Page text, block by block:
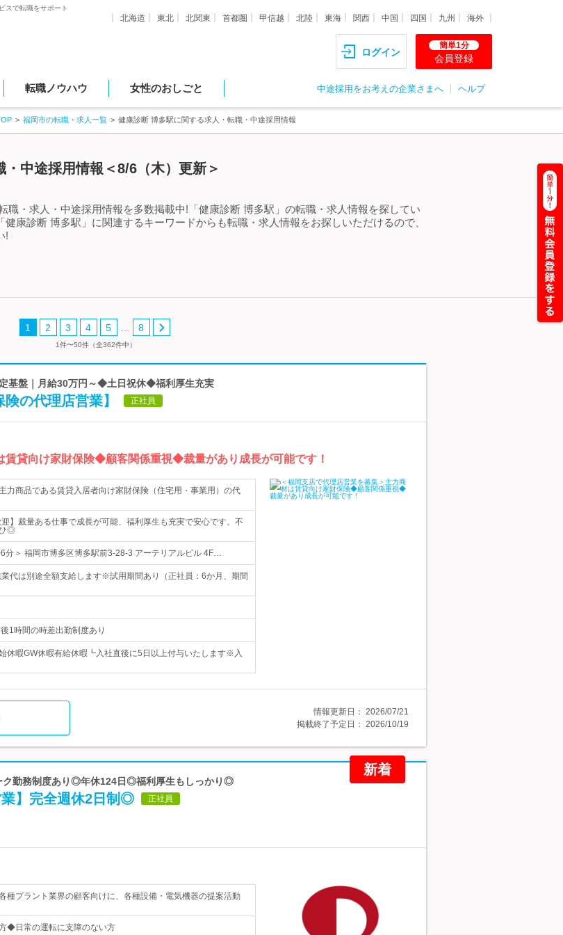
スで転職をサポート
北海道 東北 北関東 首都圏 甲信越 北陸 東海 関西 中国 四国 九州 海外
ログイン
簡単1分
会員登録
転職ノウハウ 女性のおしごと 中途採用をお考えの企業さまへ ヘルプ
福岡市の転職・求人一覧 健康診断 博多駅に関する求人・転職・中途採用情報
中途採用情報＜8/6（木）更新＞
職・求人・中途採用情報を多数掲載中!「健康診断 博多駅」の転職・求人情報を探してい
康診断 博多駅」に関連するキーワードからも転職・求人情報をお探しいただけるので、
!
1 2 3 4 5 8
1件〜50件（全362件中）
基盤｜月給30万円～◆土日祝休◆福利厚生充実
の代理店営業】 正社員
賃貸向け家財保険◆顧客関係重視◆裁量があり成長が可能です！
力商品である賃貸入居者向け家財保険（住宅用・事業用）の代
】裁量ある仕事で成長が可能、福利厚生も充実で安心です。不
ひ◎
分＞ 福岡市博多区博多駅前3-28-3 アーテリアルビル 4F…
代は別途全額支給します※試用期間あり（正社員：6か月、期間
1時間の時差出勤制度あり
休暇GW休暇有給休暇┗入社直後に5日以上付与いたします※入
情報更新日： 2026/07/21
掲載終了予定日： 2026/10/19
新着
ク勤務制度あり◎年休124日◎福利厚生もしっかり◎
】完全週休2日制◎ 正社員
種プラント業界の顧客向けに、各種設備・電気機器の提案活動
◆日常の運転に支障のない方